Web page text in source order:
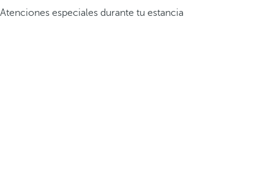
Atenciones especiales durante tu estancia